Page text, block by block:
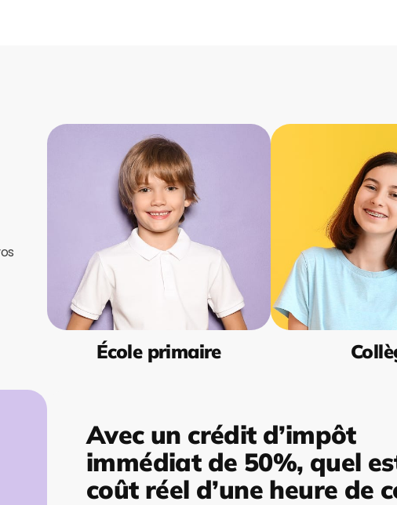
École primaire
Avec un crédit d’impôt
immédiat de 50%, quel
coût réel d’une heure de